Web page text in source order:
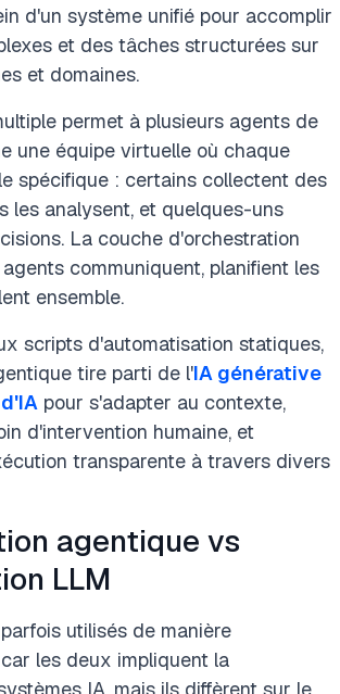
d'un système unifié pour accomplir
et des tâches structurées sur
et domaines.
permet à plusieurs agents de
une équipe virtuelle où chaque
spécifique : certains collectent des
les analysent, et quelques-uns
La couche d'orchestration
communiquent, planifient les
ensemble.
scripts d'automatisation statiques,
tire parti de l'IA générative
pour s'adapter au contexte,
d'intervention humaine, et
transparente à travers divers
agentique vs
LLM
utilisés de manière
les deux impliquent la